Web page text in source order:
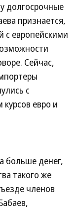
долгосрочные
признается,
с европейскими
Сейчас,
с
евро и
больше денег,
такого же
членов